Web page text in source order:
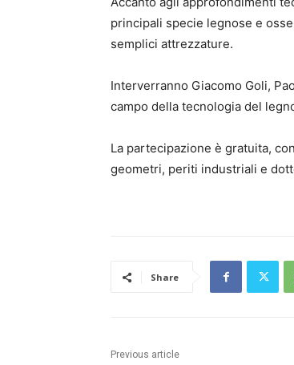
principali specie legnose e
semplici attrezzature.
Interverranno Giacomo Goli,
campo della tecnologia del
La partecipazione è gratuita,
geometri, periti industriali e
Share
Previous article